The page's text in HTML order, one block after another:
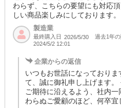
わらず、こちらの要望にも対応
しい商品楽しみにしております。
製造業
最終購入日 2026/5/30 過去1年
2024/5/2 12:01
企業からの返信
いつもお世話になっており
て、誠に御礼申し上げます。
ご期待に沿えるよう、社内
わらぬご愛顧のほど、何卒宜